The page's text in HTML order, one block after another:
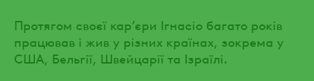
Протягом своєї кар’єри Ігнасіо багато років
працював і жив у різних країнах, зокрема у
США, Бельгії, Швейцарії та Ізраїлі.